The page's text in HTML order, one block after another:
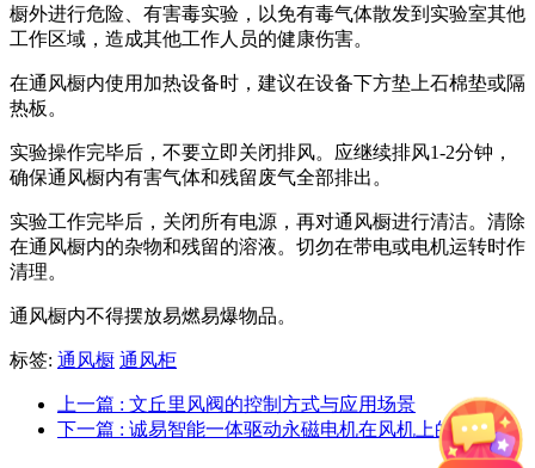
橱外进行危险、有害毒实验，以免有毒气体散发到实验室其他
工作区域，造成其他工作人员的健康伤害。
在通风橱内使用加热设备时，建议在设备下方垫上石棉垫或隔
热板。
实验操作完毕后，不要立即关闭排风。应继续排风1-2分钟，
确保通风橱内有害气体和残留废气全部排出。
实验工作完毕后，关闭所有电源，再对通风橱进行清洁。清除
在通风橱内的杂物和残留的溶液。切勿在带电或电机运转时作
清理。
通风橱内不得摆放易燃易爆物品。
标签: 通风橱 通风柜
上一篇 : 文丘里风阀的控制方式与应用场景
下一篇 : 诚易智能一体驱动永磁电机在风机上的应用